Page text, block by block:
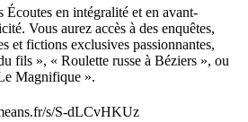
Écoutes en intégralité et en avant-
Vous aurez accès à des enquêtes,
et fictions exclusives passionnantes,
fils », « Roulette russe à Béziers », ou
Magnifique ».
s/S-dLCvHKUz